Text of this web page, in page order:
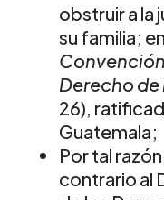
obstruir a la
su familia;
Derecho de
26),
Guatemala;
Por tal
contrario al